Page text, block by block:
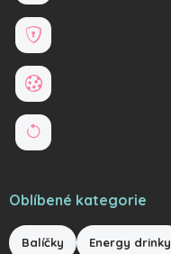
Oblíbené kategorie
Balíčky Energy drinky